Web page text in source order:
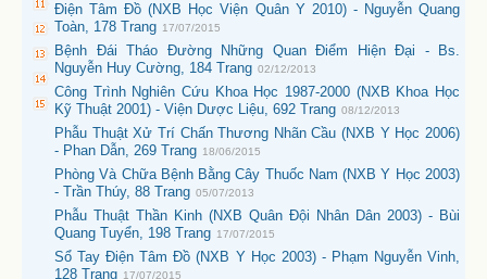
Điện Tâm Đồ (NXB Học Viện Quân Y 2010) - Nguyễn Quang
Toàn, 178 Trang 17/07/2015
Bệnh Đái Tháo Đường Những Quan Điểm Hiện Đại - Bs.
Nguyễn Huy Cường, 184 Trang 02/12/2013
Công Trình Nghiên Cứu Khoa Học 1987-2000 (NXB Khoa Học
Kỹ Thuật 2001) - Viện Dược Liệu, 692 Trang 08/12/2013
Phẫu Thuật Xử Trí Chấn Thương Nhãn Cầu (NXB Y Học 2006)
- Phan Dẫn, 269 Trang 18/06/2015
Phòng Và Chữa Bệnh Bằng Cây Thuốc Nam (NXB Y Học 2003)
- Trần Thúy, 88 Trang 05/07/2013
Phẫu Thuật Thần Kinh (NXB Quân Đội Nhân Dân 2003) - Bùi
Quang Tuyển, 198 Trang 17/07/2015
Sổ Tay Điện Tâm Đồ (NXB Y Học 2003) - Phạm Nguyễn Vinh,
128 Trang 17/07/2015